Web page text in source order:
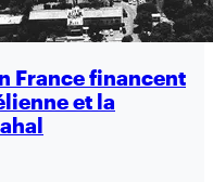
France financent
et la